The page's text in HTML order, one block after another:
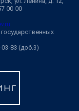
00-00
03-83 (доб.3)